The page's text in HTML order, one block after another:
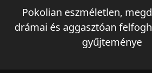
Pokolian eszméletlen,
drámai és aggasztóan
gyűjteménye